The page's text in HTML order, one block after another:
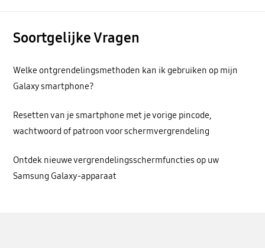
Soortgelijke Vragen
Welke ontgrendelingsmethoden kan ik gebruiken op mijn
Galaxy smartphone?
Resetten van je smartphone met je vorige pincode,
wachtwoord of patroon voor schermvergrendeling
Ontdek nieuwe vergrendelingsschermfuncties op uw
Samsung Galaxy-apparaat